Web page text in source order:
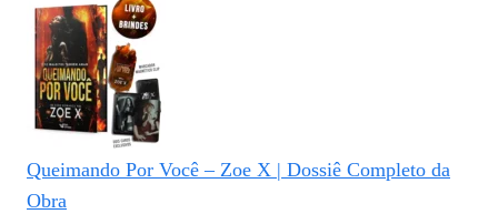
Queimando Por Você – Zoe X | Dossiê Completo da
Obra